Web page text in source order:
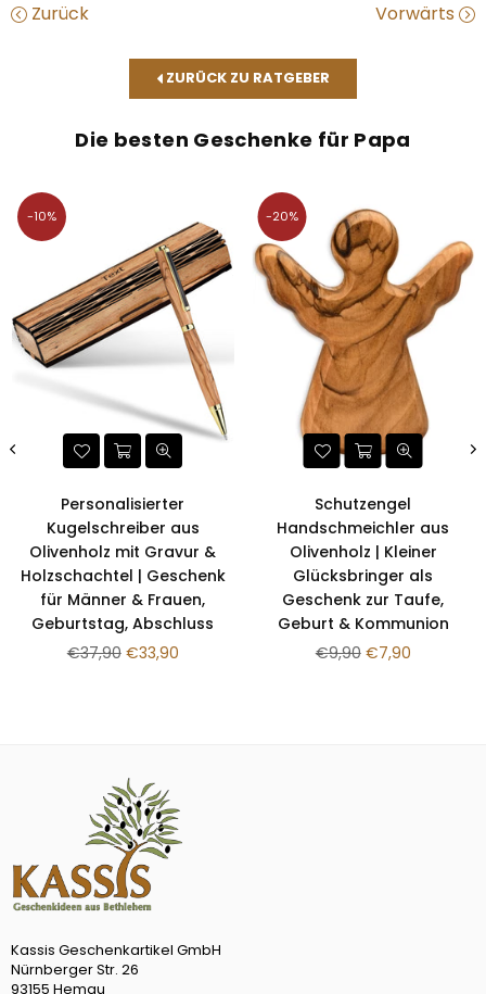
Zurück Vorwärts
ZURÜCK ZU RATGEBER
Die besten Geschenke für Papa
-10%
Personalisierter
Kugelschreiber aus
Olivenholz mit Gravur &
Holzschachtel | Geschenk
für Männer & Frauen,
Geburtstag, Abschluss
Normaler
€37,90 €33,90
-20%
Schutzengel
Handschmeichler aus
Olivenholz | Kleiner
Glücksbringer als
Geschenk zur Taufe,
Geburt & Kommunion
Normaler
€9,90 €7,90
Kassis Geschenkartikel GmbH
Nürnberger Str. 26
93155 Hemau